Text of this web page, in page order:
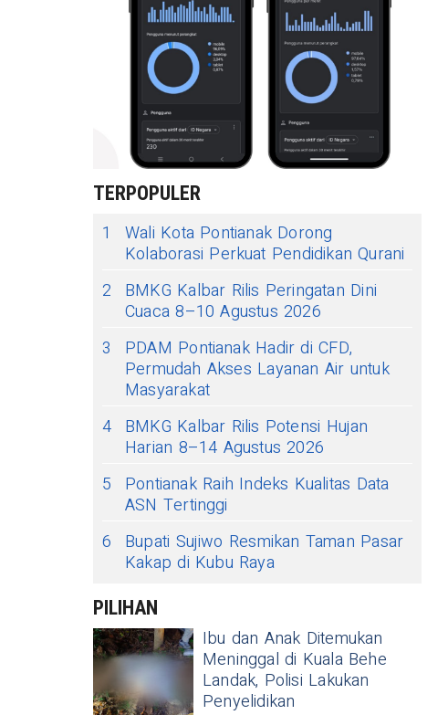
TERPOPULER
1
Wali Kota Pontianak Dorong
Kolaborasi Perkuat Pendidikan Qurani
2
BMKG Kalbar Rilis Peringatan Dini
Cuaca 8–10 Agustus 2026
3
PDAM Pontianak Hadir di CFD,
Permudah Akses Layanan Air untuk
Masyarakat
4 BMKG Kalbar Rilis Potensi Hujan
Harian 8–14 Agustus 2026
5
Pontianak Raih Indeks Kualitas Data
ASN Tertinggi
6
Bupati Sujiwo Resmikan Taman Pasar
Kakap di Kubu Raya
PILIHAN
Ibu dan Anak Ditemukan
Meninggal di Kuala Behe
Landak, Polisi Lakukan
Penyelidikan